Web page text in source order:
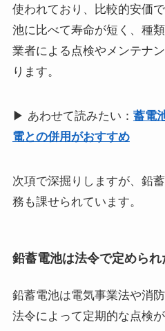
使われており、比較的安価
池に比べて寿命が短く、種
業者による点検やメンテナ
ります。
▶ あわせて読みたい： 蓄電
電との併用がおすすめ
次項で深掘りしますが、鉛
務も課せられています。
鉛蓄電池は法令で定めら
鉛蓄電池は電気事業法や消
法令によって定期的な点検